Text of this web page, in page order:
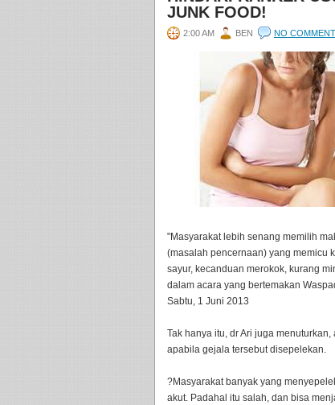
JUNK FOOD!
2:00 AM BEN NO
"Masyarakat lebih senang memilih
(masalah pencernaan) yang memicu
sayur, kecanduan merokok, kurang
dalam acara yang bertemakan
Sabtu, 1 Juni 2013
Tak hanya itu, dr Ari juga
apabila gejala tersebut disepelekan.
?Masyarakat banyak yang
akut. Padahal itu salah, dan bisa